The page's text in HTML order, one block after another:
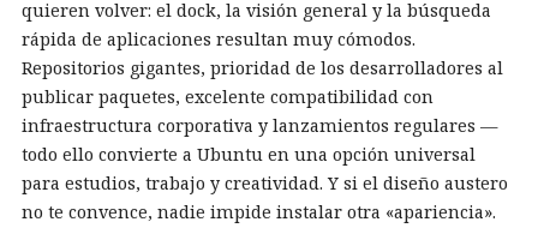
quieren volver: el dock, la visión general y la búsqueda
rápida de aplicaciones resultan muy cómodos.
Repositorios gigantes, prioridad de los desarrolladores al
publicar paquetes, excelente compatibilidad con
infraestructura corporativa y lanzamientos regulares —
todo ello convierte a Ubuntu en una opción universal
para estudios, trabajo y creatividad. Y si el diseño austero
no te convence, nadie impide instalar otra «apariencia».